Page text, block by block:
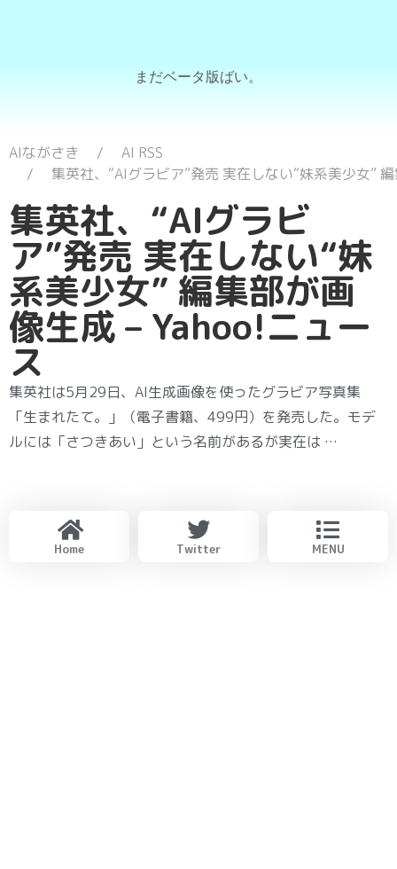
まだベータ版ばい。
AIながさき
AI RSS
集英社、“AIグラビア”発売 実在しない“妹系美少女”
集英社、“AIグラビ
ア”発売 実在しない“妹
系美少女” 編集部が画
像生成 – Yahoo!ニュー
ス
集英社は5月29日、AI生成画像を使ったグラビア写真集
「生まれたて。」（電子書籍、499円）を発売した。モデ
ルには「さつきあい」という名前があるが実在は …
Home Twitter MENU